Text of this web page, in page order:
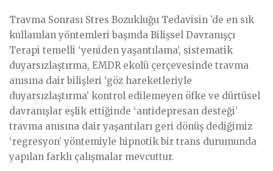
Travma Sonrası Stres Bozukluğu Tedavisin ’de en sık
kullanılan yöntemleri başında Bilişsel Davranışçı
Terapi temelli ‘yeniden yaşantılama’, sistematik
duyarsızlaştırma, EMDR ekolü çerçevesinde travma
anısına dair bilişleri ‘göz hareketleriyle
duyarsızlaştırma’ kontrol edilemeyen öfke ve dürtüsel
davranışlar eşlik ettiğinde ‘antidepresan desteği’
travma anısına dair yaşantıları geri dönüş dediğimiz
‘regresyon’ yöntemiyle hipnotik bir trans durumunda
yapılan farklı çalışmalar mevcuttur.